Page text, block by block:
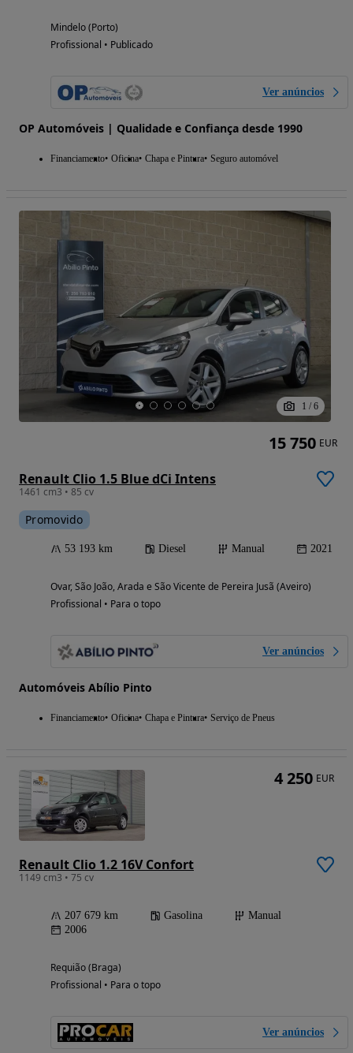
Mindelo (Porto)
Profissional • Publicado
Ver anúncios
OP Automóveis | Qualidade e Confiança desde 1990
Financiamento Oficina Chapa e Pintura Seguro automóvel
1 / 6
Renault Clio 1.5 Blue dCi Intens
1461 cm3 • 85 cv
Promovido
53 193 km Diesel Manual 2021
Ovar, São João, Arada e São Vicente de Pereira Jusã (Aveiro)
Profissional • Para o topo
Ver anúncios
Automóveis Abílio Pinto
Financiamento Oficina Chapa e Pintura Serviço de Pneus
15 750 EUR
Renault Clio 1.2 16V Confort
1149 cm3 • 75 cv
207 679 km Gasolina
Manual
2006
Requião (Braga)
Profissional • Para o topo
Ver anúncios
4 250 EUR